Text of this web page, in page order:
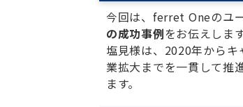
今回は、ferret Oneのユ
の成功事例をお伝えします
塩見様は、2020年から
業拡大までを一貫して推
ます。